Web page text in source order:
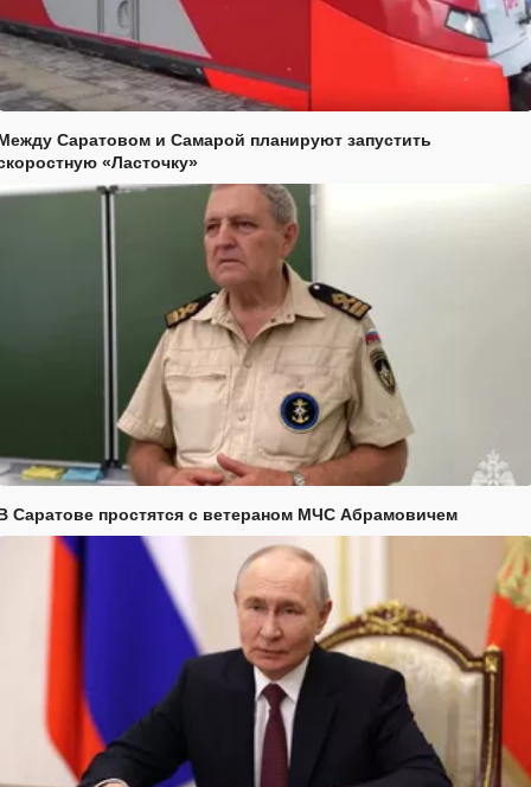
Саратовом и Самарой планируют запустить
«Ласточку»
Саратове простятся с ветераном МЧС Абрамовичем